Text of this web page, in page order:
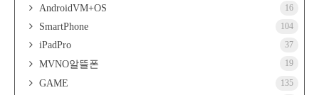
AndroidVM+OS 16
SmartPhone 104
iPadPro 37
MVNO알뜰폰 19
GAME 135